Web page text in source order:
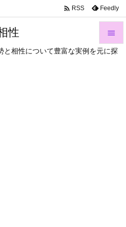
性
と相性について豊富な実例を元に探


 RSS Feedly